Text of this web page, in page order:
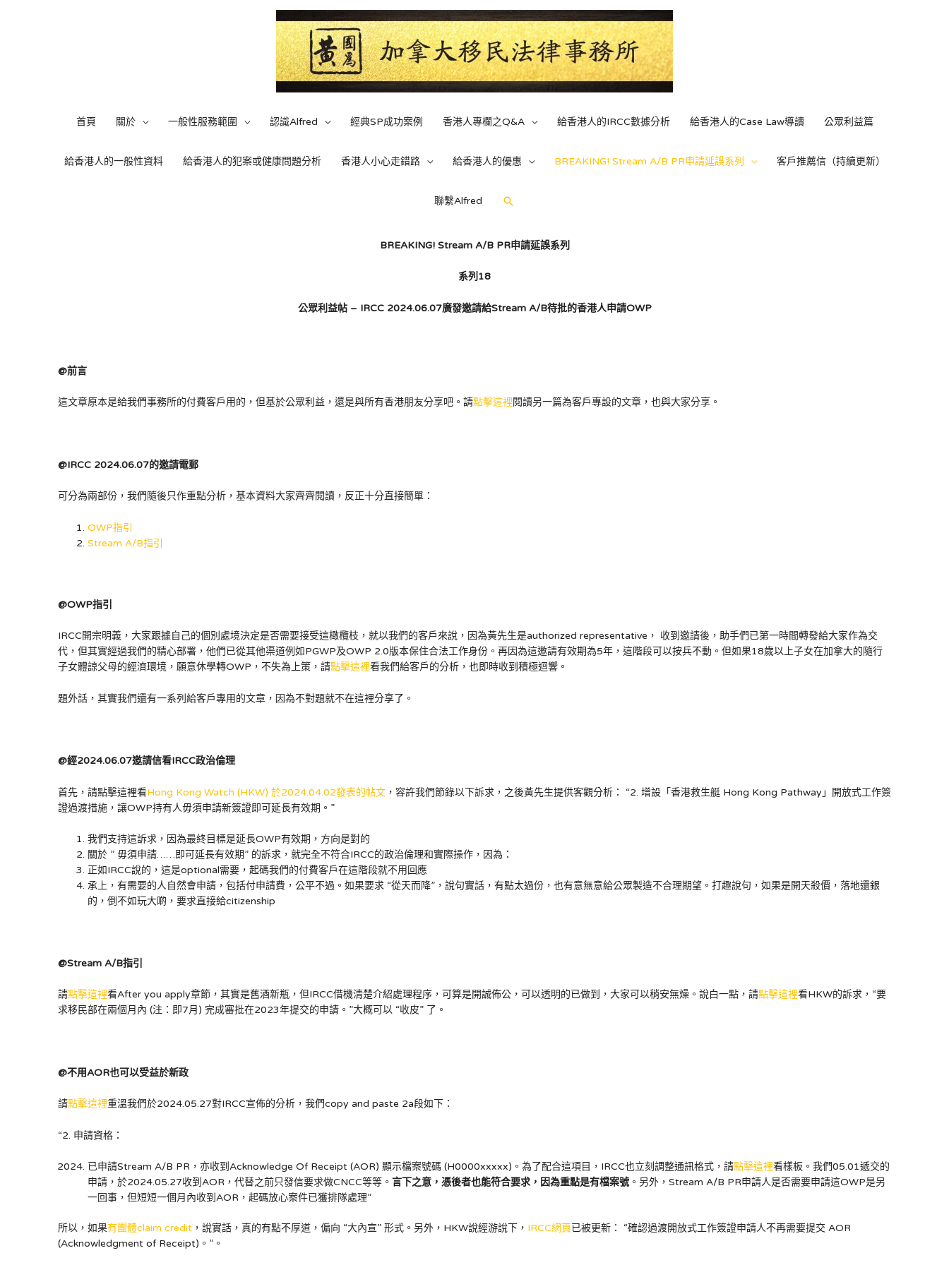
首頁 關於 一般性服務範圍 認識Alfred 經典SP成功案例 香港人專欄之Q&A 給香港人的IRCC數據分析 給香港人的Case Law導讀 公眾利益篇
給香港人的一般性資料 給香港人的犯案或健康問題分析 香港人小心走錯路 給香港人的優惠 BREAKING! Stream A/B PR申請延誤系列 客戶推薦信（持續更新）
聯繫Alfred
BREAKING! Stream A/B PR申請延誤系列
系列18
公眾利益帖 – IRCC 2024.06.07廣發邀請給Stream A/B待批的香港人申請OWP
@前言
這文章原本是給我們事務所的付費客戶用的，但基於公眾利益，還是與所有香港朋友分享吧。請點擊這裡閱讀另一篇為客戶專設的文章，也與大家分享。
@IRCC 2024.06.07的邀請電郵
可分為兩部份，我們隨後只作重點分析，基本資料大家齊齊閱讀，反正十分直接簡單：
OWP指引
Stream A/B指引
@OWP指引
IRCC開宗明義，大家跟據自己的個別處境決定是否需要接受這橄欖枝，就以我們的客戶來說，因為黃先生是authorized representative， 收到邀請後，助手們已第一時間轉發給大家作為交
代，但其實經過我們的精心部署，他們已從其他渠道例如PGWP及OWP 2.0版本保住合法工作身份。再因為這邀請有效期為5年，這階段可以按兵不動。但如果18歲以上子女在加拿大的隨行
子女體諒父母的經濟環境，願意休學轉OWP，不失為上策，請點擊這裡看我們給客戶的分析，也即時收到積極迴響。
題外話，其實我們還有一系列給客戶專用的文章，因為不對題就不在這裡分享了。
@經2024.06.07邀請信看IRCC政治倫理
首先，請點擊這裡看Hong Kong Watch (HKW) 於2024.04.02發表的帖文 ，容許我們節錄以下訴求，之後黃先生提供客觀分析： “2. 增設「香港救生艇 Hong Kong Pathway」開放式工作簽
證過渡措施，讓OWP持有人毋須申請新簽證即可延長有效期。”
我們支持這訴求，因為最終目標是延長OWP有效期，方向是對的
關於 ” 毋須申請……即可延長有效期” 的訴求，就完全不符合IRCC的政治倫理和實際操作，因為：
正如IRCC說的，這是optional需要，起碼我們的付費客戶在這階段就不用回應
承上，有需要的人自然會申請，包括付申請費，公平不過。如果要求 “從天而降”，說句實話，有點太過份，也有意無意給公眾製造不合理期望。打趣說句，如果是開天殺價，落地還銀
的，倒不如玩大啲，要求直接給citizenship
@Stream A/B指引
請點擊這裡看After you apply章節，其實是舊酒新瓶，但IRCC借機清楚介紹處理程序，可算是開誠佈公，可以透明的已做到，大家可以稍安無燥。說白一點，請點擊這裡看HKW的訴求，“要
求移民部在兩個月內 (注：即7月) 完成審批在2023年提交的申請。”大概可以 “收皮” 了。
@不用AOR也可以受益於新政
請點擊這裡重溫我們於2024.05.27對IRCC宣佈的分析，我們copy and paste 2a段如下：
“2. 申請資格：
已申請Stream A/B PR，亦收到Acknowledge Of Receipt (AOR) 顯示檔案號碼 (H0000xxxxx)。為了配合這項目，IRCC也立刻調整通訊格式，請點擊這裡看樣板。我們05.01遞交的
申請，於2024.05.27收到AOR，代替之前只發信要求做CNCC等等。 言下之意，憑後者也能符合要求，因為重點是有檔案號 。另外，Stream A/B PR申請人是否需要申請這OWP是另
一回事，但短短一個月內收到AOR，起碼放心案件已獲排隊處理”
所以，如果有團體claim credit ，說實話，真的有點不厚道，偏向 “大內宣” 形式。另外，HKW說經游說下， IRCC網頁已被更新： “確認過渡開放式工作簽證申請人不再需要提交 AOR
(Acknowledgment of Receipt)。”。